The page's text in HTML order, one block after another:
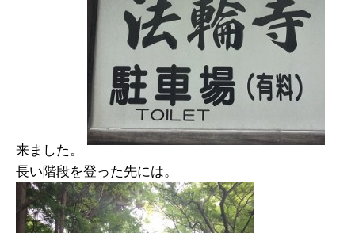
来ました。
長い階段を登った先には。